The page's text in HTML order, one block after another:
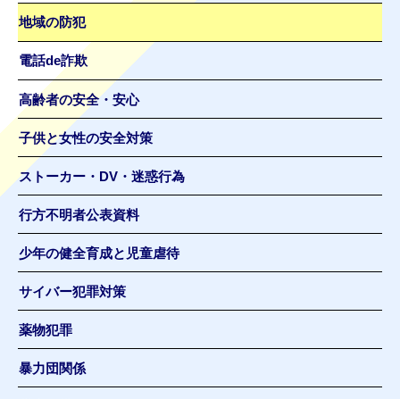
地域の防犯
電話de詐欺
高齢者の安全・安心
子供と女性の安全対策
ストーカー・DV・迷惑行為
行方不明者公表資料
少年の健全育成と児童虐待
サイバー犯罪対策
薬物犯罪
暴力団関係